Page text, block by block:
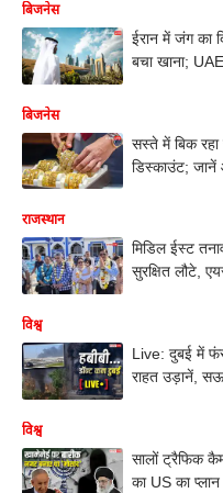
बिजनेस
ईरान में जंग का
बचा खाना;
बिजनेस
सस्ते में बिक रहा
डिस्काउंट; जानें
राजस्थान
मिडिल ईस्ट
सुरक्षित लौटे,
विश्व
Live: दुबई में
राहत उड़ानें,
विश्व
सालों ट्रैफिक
का US का